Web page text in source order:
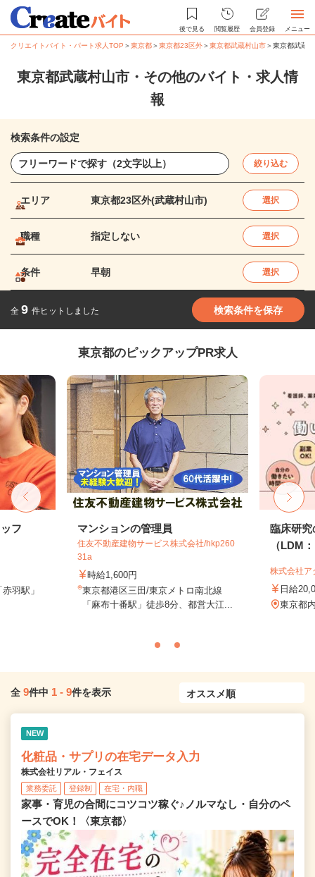
後で見る 閲覧履歴 会員登録 メニュー
クリエイトバイト・パート求人TOP ＞東京都＞東京都23区外＞東京都武蔵村山市＞東京都武蔵
東京都武蔵村山市・その他のバイト・求人情
報
検索条件の設定
絞り込む
エリア 東京都23区外(武蔵村山市) 選択
職種 指定しない 選択
条件 早朝 選択
全 9 件ヒットしました 検索条件を保存
東京都のピックアップPR求人
フ
羽駅」
マンションの管理員
住友不動産建物サービス株式会社/hkp260
31a
時給1,600円
東京都港区三田/東京メトロ南北線
「麻布十番駅」徒歩8分、都営大江...
臨床研究
（LDM
株式会社ア
日給
東京都
全 9件中 1 - 9件を表示
NEW
化粧品・サプリの在宅データ入力
株式会社リアル・フェイス
業務委託 登録制 在宅・内職
家事・育児の合間にコツコツ稼ぐ♪ノルマなし・自分のペ
ースでOK！〈東京都〉